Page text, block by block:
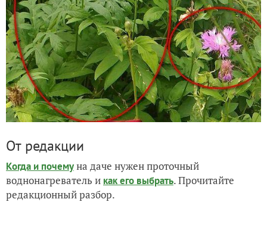
От редакции
Когда и почемуна даче нужен проточный
воднонагреватель и как его выбрать. Прочитайте
редакционный разбор.